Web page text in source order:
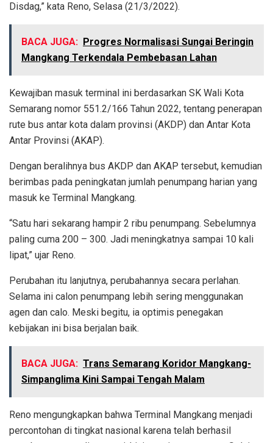
Disdag,” kata Reno, Selasa (21/3/2022).
BACA JUGA: Progres Normalisasi Sungai Beringin
Mangkang Terkendala Pembebasan Lahan
Kewajiban masuk terminal ini berdasarkan SK Wali Kota
Semarang nomor 551.2/166 Tahun 2022, tentang penerapan
rute bus antar kota dalam provinsi (AKDP) dan Antar Kota
Antar Provinsi (AKAP).
Dengan beralihnya bus AKDP dan AKAP tersebut, kemudian
berimbas pada peningkatan jumlah penumpang harian yang
masuk ke Terminal Mangkang.
“Satu hari sekarang hampir 2 ribu penumpang. Sebelumnya
paling cuma 200 – 300. Jadi meningkatnya sampai 10 kali
lipat,” ujar Reno.
Perubahan itu lanjutnya, perubahannya secara perlahan.
Selama ini calon penumpang lebih sering menggunakan
agen dan calo. Meski begitu, ia optimis penegakan
kebijakan ini bisa berjalan baik.
BACA JUGA: Trans Semarang Koridor Mangkang-
Simpanglima Kini Sampai Tengah Malam
Reno mengungkapkan bahwa Terminal Mangkang menjadi
percontohan di tingkat nasional karena telah berhasil